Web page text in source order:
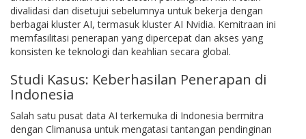
divalidasi dan disetujui sebelumnya untuk bekerja dengan
berbagai kluster AI, termasuk kluster AI Nvidia. Kemitraan ini
memfasilitasi penerapan yang dipercepat dan akses yang
konsisten ke teknologi dan keahlian secara global.
Studi Kasus: Keberhasilan Penerapan di
Indonesia
Salah satu pusat data AI terkemuka di Indonesia bermitra
dengan Climanusa untuk mengatasi tantangan pendinginan